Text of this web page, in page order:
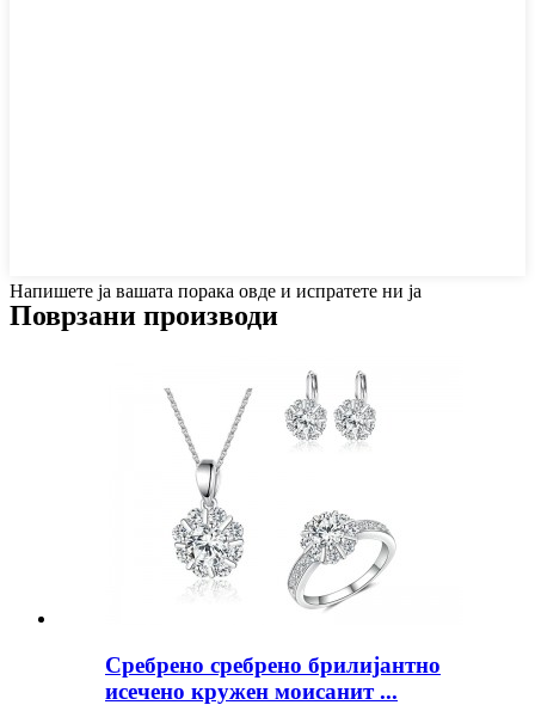
Напишете ја вашата порака овде и испратете ни ја
Поврзани производи
Сребрено сребрено брилијантно
исечено кружен моисанит ...